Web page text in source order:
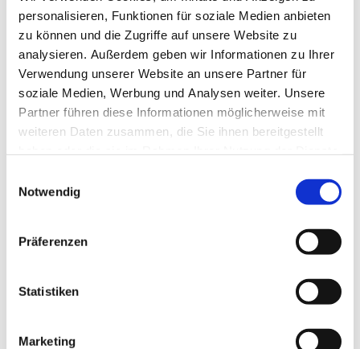
personalisieren, Funktionen für soziale Medien anbieten
zu können und die Zugriffe auf unsere Website zu
analysieren. Außerdem geben wir Informationen zu Ihrer
Verwendung unserer Website an unsere Partner für
soziale Medien, Werbung und Analysen weiter. Unsere
Partner führen diese Informationen möglicherweise mit
weiteren Daten zusammen, die Sie ihnen bereitgestellt
Notwendig
Präferenzen
Statistiken
Marketing
Haben Sie Fragen, Wünsche oder Anregungen? Bitte
nehmen Sie Kontakt mit uns auf, wir helfen Ihnen
gerne weiter!
Kontaktformular
E-Mail-Adresse: